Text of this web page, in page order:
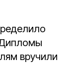
вручили